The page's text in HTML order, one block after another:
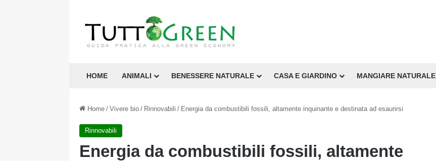
HOME ANIMALI BENESSERE NATURALE CASA E GIARDINO MANGIARE NATURALE
Home / Vivere bio / Rinnovabili / Energia da combustibili fossili, altamente inquinante e destinata ad esaurirsi
Rinnovabili
Energia da combustibili fossili, altamente